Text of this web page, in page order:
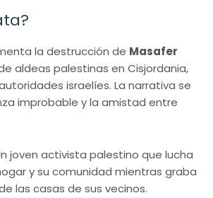
la destrucción de Masafer
aldeas palestinas en Cisjordania,
israelíes. La narrativa se
improbable y la amistad entre
joven activista palestino que lucha
y su comunidad mientras graba
las casas de sus vecinos.